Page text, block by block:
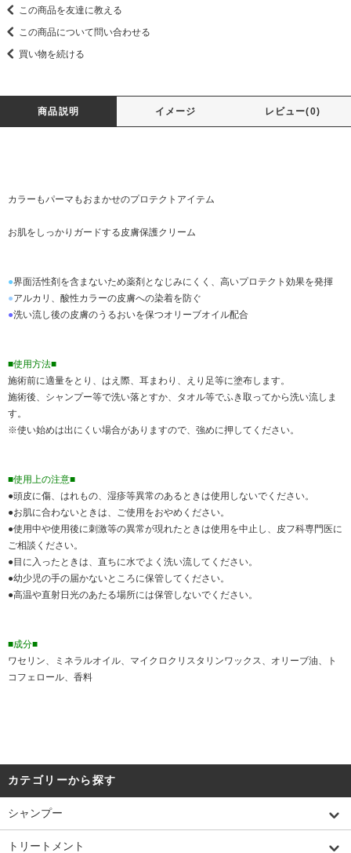
この商品を友達に教える
この商品について問い合わせる
買い物を続ける
商品説明 イメージ レビュー(0)
カラーもパーマもおまかせのプロテクトアイテム
お肌をしっかりガードする皮膚保護クリーム
●界面活性剤を含まないため薬剤となじみにくく、高いプロテクト効果を発揮
●アルカリ、酸性カラーの皮膚への染着を防ぐ
●洗い流し後の皮膚のうるおいを保つオリーブオイル配合
■使用方法■
施術前に適量をとり、はえ際、耳まわり、えり足等に塗布します。
施術後、シャンプー等で洗い落とすか、タオル等でふき取ってから洗い流しま
す。
※使い始めは出にくい場合がありますので、強めに押してください。
■使用上の注意■
●頭皮に傷、はれもの、湿疹等異常のあるときは使用しないでください。
●お肌に合わないときは、ご使用をおやめください。
●使用中や使用後に刺激等の異常が現れたときは使用を中止し、皮フ科専門医に
ご相談ください。
●目に入ったときは、直ちに水でよく洗い流してください。
●幼少児の手の届かないところに保管してください。
●高温や直射日光のあたる場所には保管しないでください。
■成分■
ワセリン、ミネラルオイル、マイクロクリスタリンワックス、オリーブ油、ト
コフェロール、香料
カテゴリーから探す
シャンプー
トリートメント